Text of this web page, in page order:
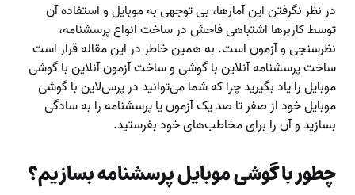
در نظر نگرفتن این آمارها، بی توجهی به موبایل و استفاده آن
توسط کاربرها اشتباهی فاحش در ساخت انواع پرسشنامه،
نظرسنجی و آزمون است. به همین خاطر در این مقاله قرار است
ساخت پرسشنامه آنلاین با گوشی و ساخت آزمون آنلاین با گوشی
موبایل را یاد بگیرید چرا که شما می‌توانید در پرس‌لاین با گوشی
موبایل خود از صفر تا صد یک آزمون یا پرسشنامه را به سادگی
بسازید و آن را برای مخاطب‌های خود بفرستید.
چطور با گوشی موبایل پرسشنامه بسازیم؟